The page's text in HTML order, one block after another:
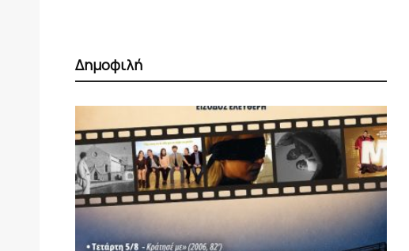
Δημοφιλή